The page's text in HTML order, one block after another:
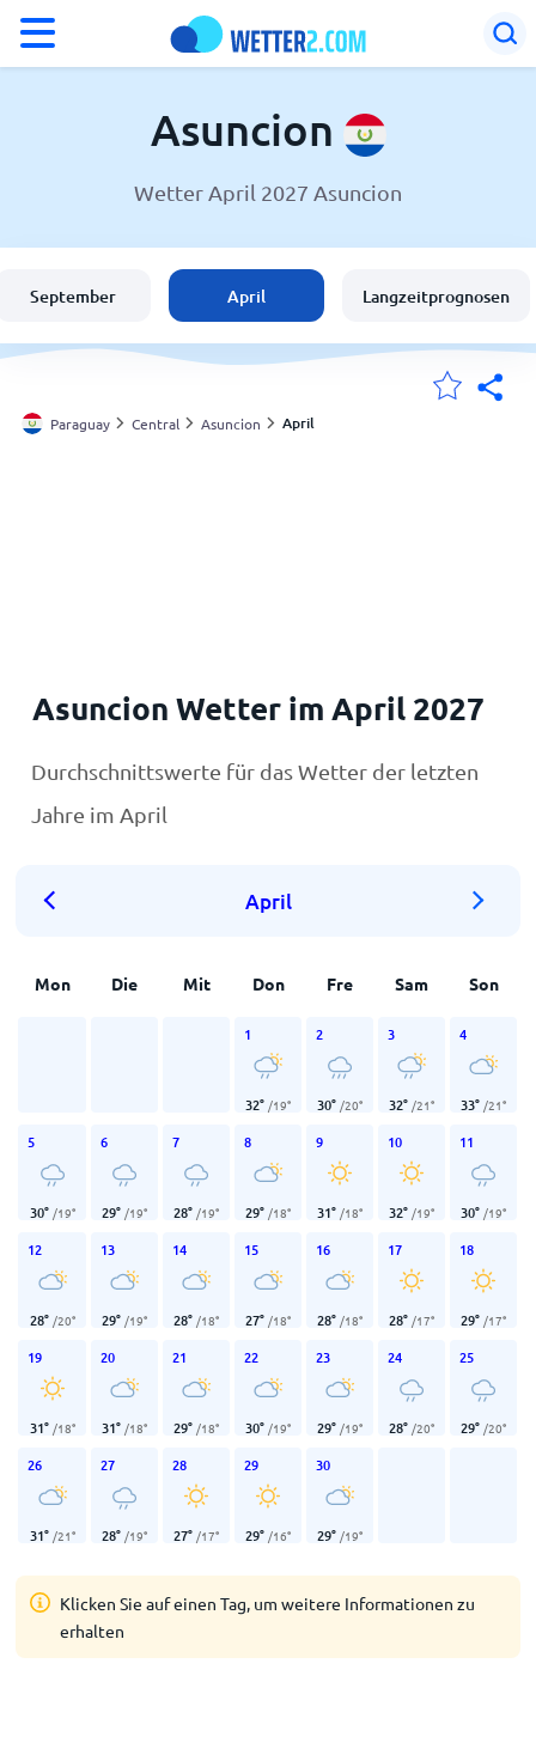
Wetter in Asuncion
Schweiz
Deutschland
Asuncion
Wetter April 2027 Asuncion
September April Langzeitprognosen
Paraguay Central Asuncion April
Asuncion Wetter im April 2027
Durchschnittswerte für das Wetter der letzten
Jahre im April
April
Mon Die Mit Don Fre Sam Son
1
32° /19°
2
30° /20°
3
32° /21°
4
33° /21°
5
30° /19°
6
29° /19°
7
28° /19°
8
29° /18°
9
31° /18°
10
32° /19°
11
30° /19°
12
28° /20°
13
29° /19°
14
28° /18°
15
27° /18°
16
28° /18°
17
28° /17°
18
29° /17°
19
31° /18°
20
31° /18°
21
29° /18°
22
30° /19°
23
29° /19°
24
28° /20°
25
29° /20°
26
31° /21°
27
28° /19°
28
27° /17°
29
29° /16°
30
29° /19°
Klicken Sie auf einen Tag, um weitere Informationen zu
erhalten